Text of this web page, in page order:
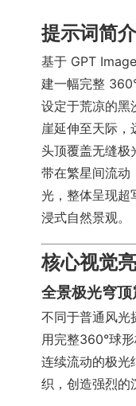
提示词简介
基于 GPT
建一幅完整
设定于荒凉的黑
崖延伸至天际，
头顶覆盖无缝极
带在繁星间流动
光，整体呈现超
浸式自然景观。
核心视觉
全景极光穹
不同于普通风光
用完整360°球
连续流动的极光
织，创造强烈的